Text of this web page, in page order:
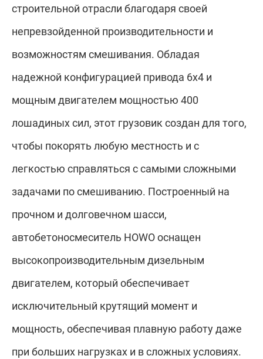
строительной отрасли благодаря своей
непревзойденной производительности и
возможностям смешивания. Обладая
надежной конфигурацией привода 6x4 и
мощным двигателем мощностью 400
лошадиных сил, этот грузовик создан для того,
чтобы покорять любую местность и с
легкостью справляться с самыми сложными
задачами по смешиванию. Построенный на
прочном и долговечном шасси,
автобетоносмеситель HOWO оснащен
высокопроизводительным дизельным
двигателем, который обеспечивает
исключительный крутящий момент и
мощность, обеспечивая плавную работу даже
при больших нагрузках и в сложных условиях.